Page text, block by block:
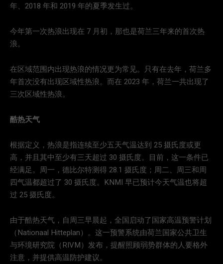
年、2018 年和 2019 年的夏季发生过。
今年第一次热浪出现在 7 月初，那也是荷兰三年来的首次热
浪。
在区域范围内出现热浪的情况更为常见。只有在去年，荷兰多
年首次没有出现区域性热浪。而在 2023 年，荷兰一共出现了
三次区域性热浪。
酷热天气
根据定义，热浪是指连续至少五天气温达到 25 摄氏度或更
高，并且其中至少有三天超过 30 摄氏度。目前，这一条件已
经满足。周一，德比尔特测得 28.1 摄氏度；周二、周三和周
四气温都超过了 30 摄氏度。KNMI 早已预计今天气温也将超
过 25 摄氏度。
由于酷热天气，自周三早晨起，全国启动了国家高温预警计划
（Nationaal Hitteplan）。这一预警系统由荷兰国家公共卫生
与环境研究院（RIVM）发布，提醒照顾弱势群体的人要格外
注意，并提供高温防护建议。